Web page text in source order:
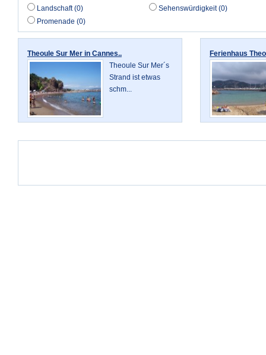
Landschaft (0)
Sehenswürdigkeit (0)
Promenade (0)
Theoule Sur Mer in Cannes..
Theoule Sur Mer´s
Strand ist etwas
schm...
Ferienhaus